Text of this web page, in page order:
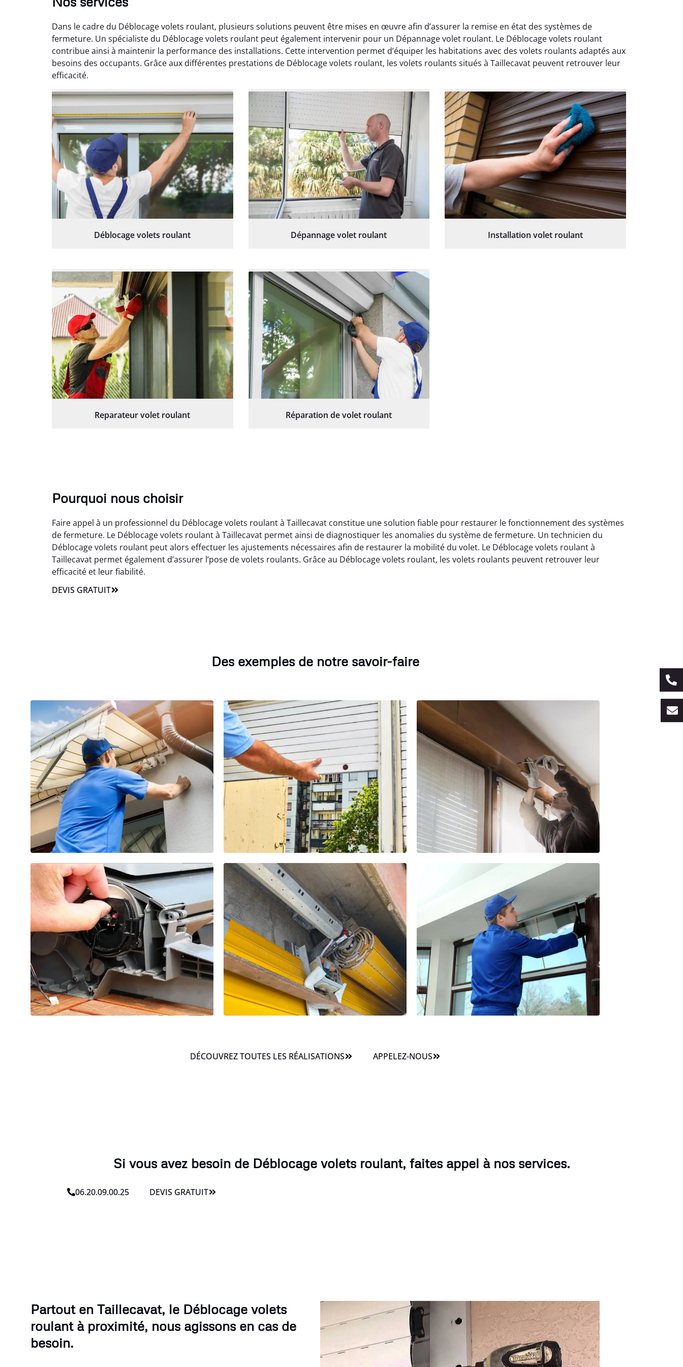
Dans le cadre du Déblocage volets roulant, plusieurs solutions peuvent être mises en œuvre afin d’assurer la remise en état des systèmes de
fermeture. Un spécialiste du Déblocage volets roulant peut également intervenir pour un Dépannage volet roulant. Le Déblocage volets roulant
contribue ainsi à maintenir la performance des installations. Cette intervention permet d’équiper les habitations avec des volets roulants adaptés aux
besoins des occupants. Grâce aux différentes prestations de Déblocage volets roulant, les volets roulants situés à Taillecavat peuvent retrouver leur
efficacité.
Déblocage volets roulant Dépannage volet roulant Installation volet roulant
Reparateur volet roulant Réparation de volet roulant
Pourquoi nous choisir
Faire appel à un professionnel du Déblocage volets roulant à Taillecavat constitue une solution fiable pour restaurer le fonctionnement des systèmes
de fermeture. Le Déblocage volets roulant à Taillecavat permet ainsi de diagnostiquer les anomalies du système de fermeture. Un technicien du
Déblocage volets roulant peut alors effectuer les ajustements nécessaires afin de restaurer la mobilité du volet. Le Déblocage volets roulant à
Taillecavat permet également d’assurer l’pose de volets roulants. Grâce au Déblocage volets roulant, les volets roulants peuvent retrouver leur
efficacité et leur fiabilité.
DEVIS GRATUIT
Des exemples de notre savoir-faire
DÉCOUVREZ TOUTES LES RÉALISATIONS APPELEZ-NOUS
Si vous avez besoin de Déblocage volets roulant, faites appel à nos services.
06.20.09.00.25 DEVIS GRATUIT
Partout en Taillecavat, le Déblocage volets
roulant à proximité, nous agissons en cas de
besoin.